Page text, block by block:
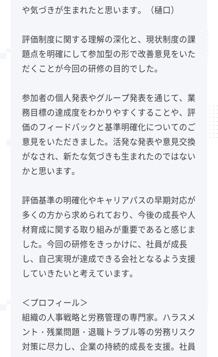
や気づきが生まれたと思います。（樋口）
評価制度に関する理解の深化と、現状制度の課
題点を明確にして参加型の形で改善意見をいた
だくことが今回の研修の目的でした。
参加者の個人発表やグループ発表を通じて、業
務目標の達成度をわかりやすくすることや、評
価のフィードバックと基準明確化についてのご
意見をいただきました。活発な発表や意見交換
がなされ、新たな気づきも生まれたのではない
かと思います。
評価基準の明確化やキャリアパスの早期対応が
多くの方から求められており、今後の成長や人
材育成に関する取り組みが重要であると感じま
した。今回の研修をきっかけに、社員が成長
し、自己実現が達成できる会社となるよう支援
していきたいと考えています。
＜プロフィール＞
組織の人事戦略と労務管理の専門家。ハラスメ
ント・残業問題・退職トラブル等の労務リスク
対策に尽力し、企業の持続的成長を支援。社員